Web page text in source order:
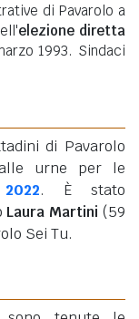
di Pavarolo a
elezione diretta
1993. Sindaci
di Pavarolo
urne per le
. È stato
Laura Martini (59
Sei Tu.